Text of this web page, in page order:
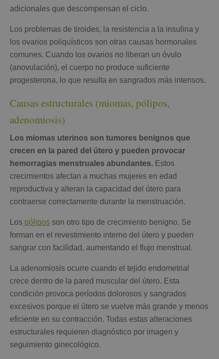
adicionales que descompensan el ciclo.
Los problemas de tiroides, la resistencia a la insulina y
los ovarios poliquísticos son otras causas hormonales
comunes. Cuando los ovarios no liberan un óvulo
(anovulación), el cuerpo no produce suficiente
progesterona, lo que resulta en sangrados más intensos.
Causas estructurales (miomas, pólipos,
adenomiosis)
Los miomas uterinos son tumores benignos que
crecen en la pared del útero y pueden provocar
hemorragias menstruales abundantes. Estos
crecimientos afectan a muchas mujeres en edad
reproductiva y alteran la capacidad del útero para
contraerse correctamente durante la menstruación.
Los pólipos son otro tipo de crecimiento benigno. Se
forman en el revestimiento interno del útero y pueden
sangrar con facilidad, aumentando el flujo menstrual.
La adenomiosis ocurre cuando el tejido endometrial
crece dentro de la pared muscular del útero. Esta
condición provoca períodos dolorosos y sangrados
excesivos porque el útero se vuelve más grande y menos
eficiente en su contracción. Todas estas alteraciones
estructurales requieren diagnóstico por imagen y
seguimiento ginecológico.